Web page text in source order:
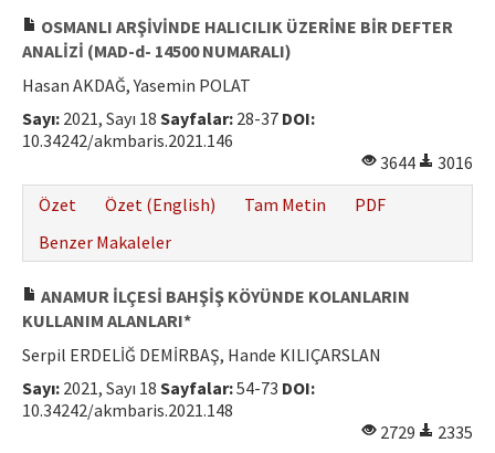
Yayın ve Editör Kurulu
Yazar Rehberi
Hakem Rehberi
Yayın Politikaları
İletişim
OSMANLI ARŞİVİNDE HALICILIK ÜZERİNE BİR DEFTER
ANALİZİ (MAD-d- 14500 NUMARALI)
Hasan AKDAĞ, Yasemin POLAT
Sayı: 2021, Sayı 18 Sayfalar: 28-37 DOI:
10.34242/akmbaris.2021.146
3644
3016
Özet
Özet (English) Tam Metin
PDF
Benzer Makaleler
ANAMUR İLÇESİ BAHŞİŞ KÖYÜNDE KOLANLARIN
KULLANIM ALANLARI*
Serpil ERDELİĞ DEMİRBAŞ, Hande KILIÇARSLAN
Sayı: 2021, Sayı 18 Sayfalar:54-73 DOI:
10.34242/akmbaris.2021.148
2729
2335